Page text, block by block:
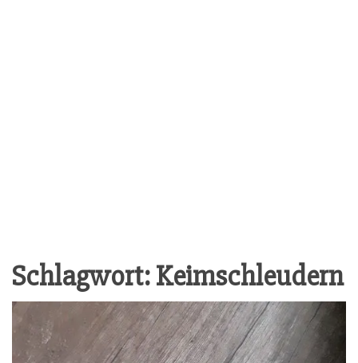
Schlagwort:Keimschleudern